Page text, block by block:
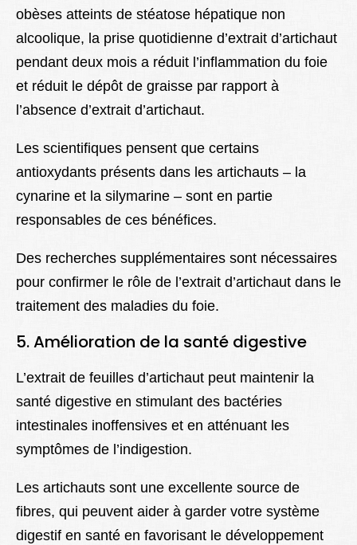
obèses atteints de stéatose hépatique non
alcoolique, la prise quotidienne d’extrait d’artichaut
pendant deux mois a réduit l’inflammation du foie
et réduit le dépôt de graisse par rapport à
l’absence d’extrait d’artichaut.
Les scientifiques pensent que certains
antioxydants présents dans les artichauts – la
cynarine et la silymarine – sont en partie
responsables de ces bénéfices.
Des recherches supplémentaires sont nécessaires
pour confirmer le rôle de l’extrait d’artichaut dans le
traitement des maladies du foie.
5. Amélioration de la santé digestive
L’extrait de feuilles d’artichaut peut maintenir la
santé digestive en stimulant des bactéries
intestinales inoffensives et en atténuant les
symptômes de l’indigestion.
Les artichauts sont une excellente source de
fibres, qui peuvent aider à garder votre système
digestif en santé en favorisant le développement